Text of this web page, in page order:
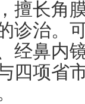
擅长角
诊治。
经鼻内
四项省